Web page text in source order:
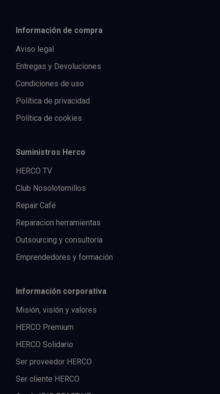
Información de compra
Aviso legal
Entregas y Devoluciones
Condiciones de uso
Política de privacidad
Política de cookies
Suministros Herco
HERCO TV
Club Nosolotornillos
Repair Café
Reparacion herramientas
Outsourcing y consultoría
Emprendedores y formación
Información corporativa
Misión, visión y valores
HERCO Premium
HERCO Solidario
Ser proveedor HERCO
Ser cliente HERCO